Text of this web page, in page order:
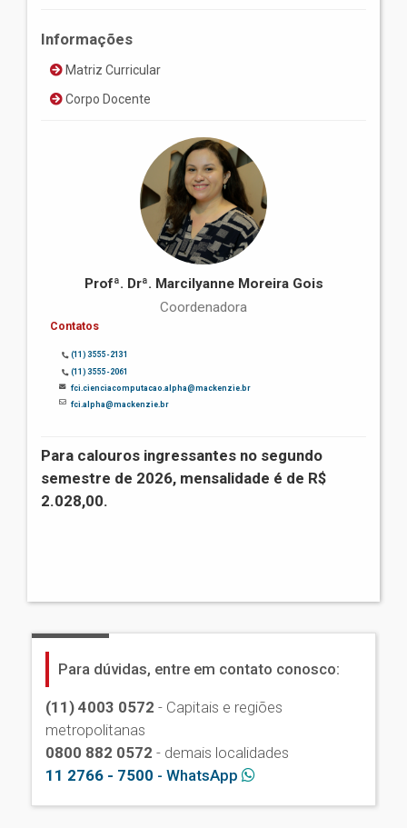
Informações
Matriz Curricular
Corpo Docente
Profª. Drª. Marcilyanne Moreira Gois
Coordenadora
Contatos
(11) 3555-2131
(11) 3555-2061
fci.cienciacomputacao.alpha@mackenzie.br
fci.alpha@mackenzie.br
Para calouros ingressantes no segundo
semestre de 2026, mensalidade é de R$
2.028,00.
Para dúvidas, entre em contato conosco:
(11) 4003 0572 - Capitais e regiões
metropolitanas
0800 882 0572 - demais localidades
11 2766 - 7500 - WhatsApp